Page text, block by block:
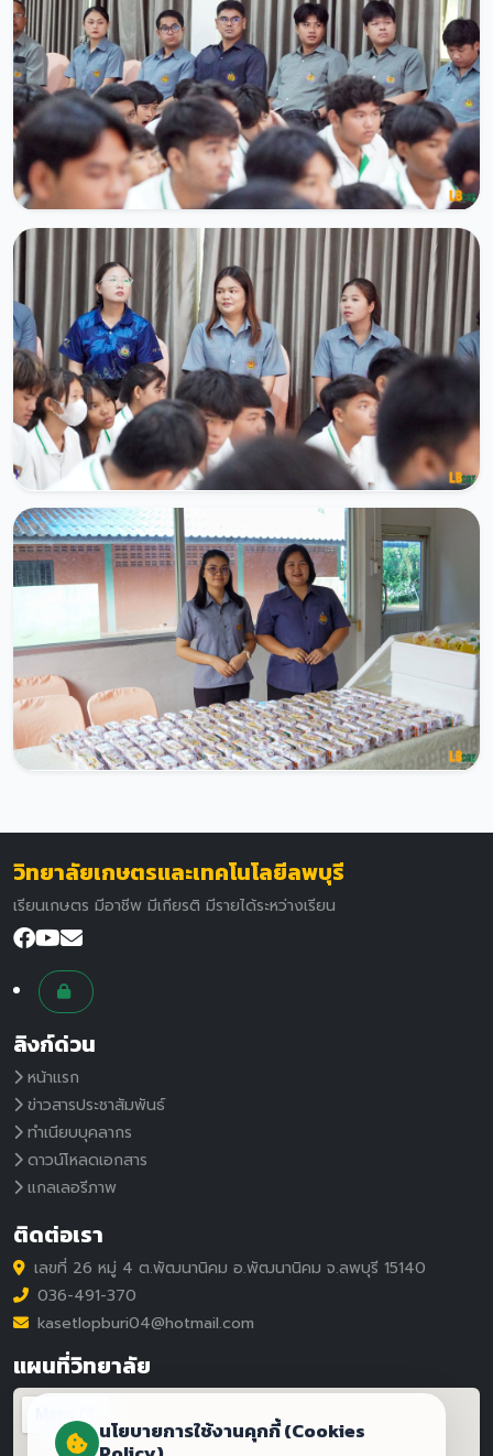
วิทยาลัยเกษตรและเทคโนโลยีลพบุรี
เรียนเกษตร มีอาชีพ มีเกียรติ มีรายได้ระหว่างเรียน
ลิงก์ด่วน
หน้าแรก
ข่าวสารประชาสัมพันธ์
ทำเนียบบุคลากร
ดาวน์โหลดเอกสาร
แกลเลอรีภาพ
ติดต่อเรา
เลขที่ 26 หมู่ 4 ต.พัฒนานิคม อ.พัฒนานิคม จ.ลพบุรี 15140
036-491-370
kasetlopburi04@hotmail.com
แผนที่วิทยาลัย
นโยบายการใช้งานคุกกี้ (Cookies